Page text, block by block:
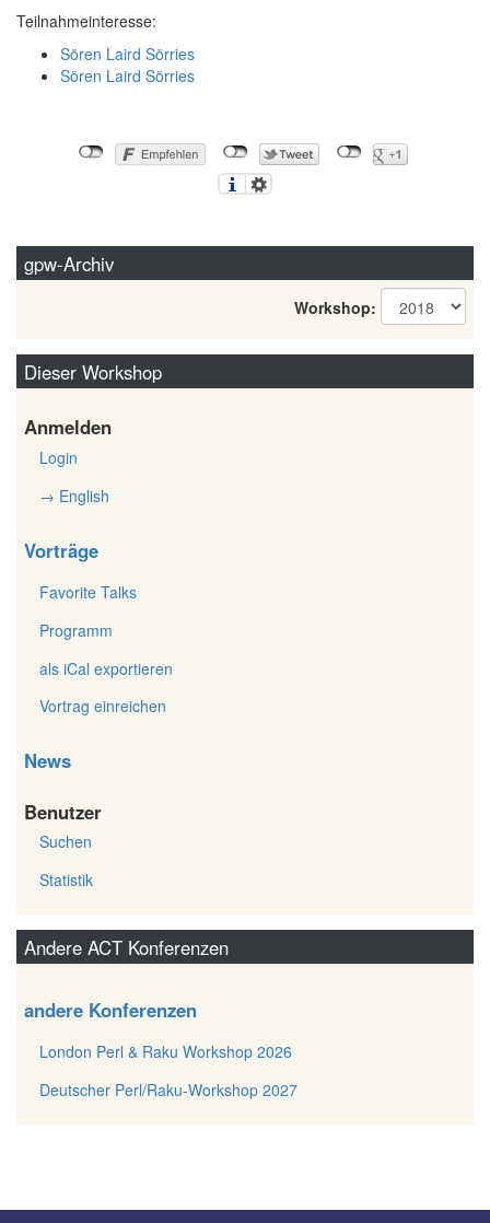
Teilnahmeinteresse:
Sören Laird Sörries
Sören Laird Sörries
gpw-Archiv
Workshop:
Dieser Workshop
Anmelden
Login
→ English
Vorträge
Favorite Talks
Programm
als iCal exportieren
Vortrag einreichen
News
Benutzer
Suchen
Statistik
Andere ACT Konferenzen
andere Konferenzen
London Perl & Raku Workshop 2026
Deutscher Perl/Raku-Workshop 2027